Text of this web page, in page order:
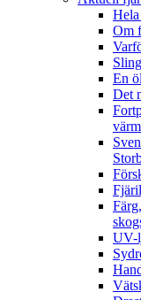
Om
En
Det
UV-